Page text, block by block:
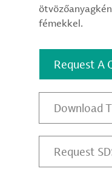
fémekkel.
Request A
Download
Request